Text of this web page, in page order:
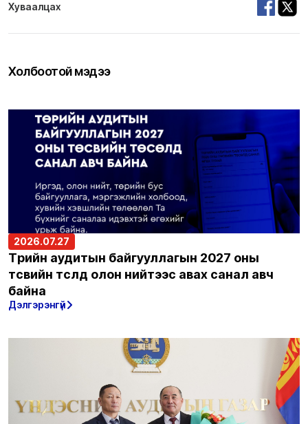
Хуваалцах
Холбоотой мэдээ
2026.07.27
Төрийн аудитын байгууллагын 2027 оны
төсвийн төсөлд олон нийтээс авах санал авч
байна
Дэлгэрэнгүй